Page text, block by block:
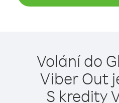
Volání do
Viber Out
S kredity